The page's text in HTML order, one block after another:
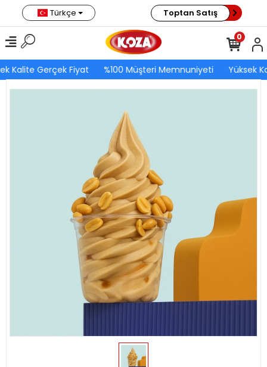
Kalite Gerçek Fiyat %100 Müşteri Memnuniyeti Yüksek
Türkçe Toptan Satış
0